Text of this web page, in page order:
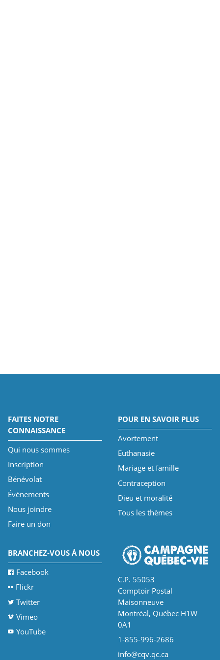
FAITES NOTRE
CONNAISSANCE
Qui nous sommes
Inscription
Bénévolat
Événements
Nous joindre
Faire un don
POUR EN SAVOIR PLUS
Avortement
Euthanasie
Mariage et famille
Contraception
Dieu et moralité
Tous les thèmes
BRANCHEZ-VOUS À NOUS
Facebook
Flickr
Twitter
Vimeo
YouTube
C.P. 55053
Comptoir Postal
Maisonneuve
Montréal, Québec H1W
0A1
1-855-996-2686
info@cqv.qc.ca